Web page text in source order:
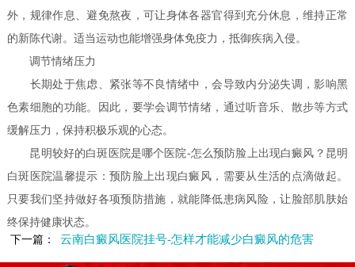
外，规律作息、避免熬夜，可让身体各器官得到充分休息，维持正常
的新陈代谢。适当运动也能增强身体免疫力，抵御疾病入侵。
调节情绪压力
长期处于焦虑、紧张等不良情绪中，会导致内分泌失调，影响黑
色素细胞的功能。因此，要学会调节情绪，通过听音乐、散步等方式
缓解压力，保持积极乐观的心态。
昆明较好的白斑医院是哪个医院-怎么预防脸上出现白癜风？昆明
白斑医院温馨提示：预防脸上出现白癜风，需要从生活的点滴做起。
只要我们坚持做好各项预防措施，就能降低患病风险，让脸部肌肤始
终保持健康状态。
下一篇：
云南白癜风医院挂号-怎样才能减少白癜风的危害